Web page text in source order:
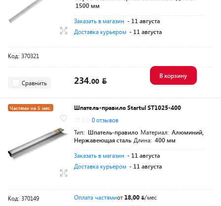
1500 мм
Заказать в магазин - 11 августа
Доставка курьером - 11 августа
Код: 370321
Сравнить 234.00
В корзину
Частями на 5 мес.
Шпатель-правило Startul ST1025-400
0 отзывов
Тип: Шпатель-правило Материал: Алюминий,
Нержавеющая сталь Длина: 400 мм
Заказать в магазин - 11 августа
Доставка курьером - 11 августа
Код: 370149 Оплата частямиот 18,00
/мес